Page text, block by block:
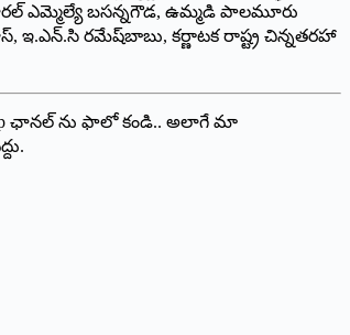
ఎమ్మెల్యే బసన్నగౌడ, ఉమ్మడి పాలమూరు
ఇ.ఎన్.సి రమేష్‌బాబు, కర్ణాటక రాష్ట్ర చిన్నతరహా
ఛానల్ ను ఫాలో కండి.. అలాగే మా